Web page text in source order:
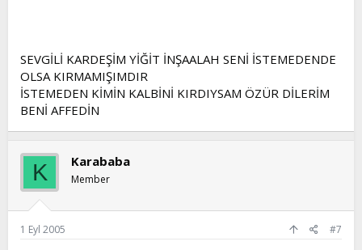
SEVGİLİ KARDEŞİM YİĞİT İNŞAALAH SENİ İSTEMEDENDE
OLSA KIRMAMIŞIMDIR
İSTEMEDEN KİMİN KALBİNİ KIRDIYSAM ÖZÜR DİLERİM
BENİ AFFEDİN
K Karababa
Member
1 Eyl 2005 #7